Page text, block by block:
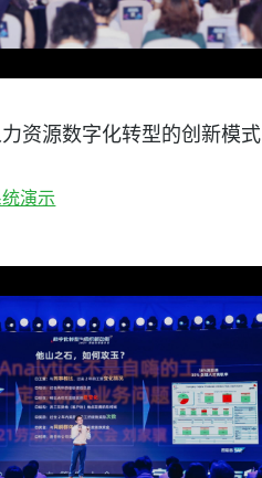
资源数字化转型的创新模式
演示